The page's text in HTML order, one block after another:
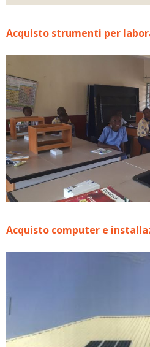
Acquisto strumenti per
Acquisto computer e